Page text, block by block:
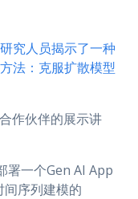
究人员揭示了一种
法：克服扩散模型
作伙伴的展示讲
署一个Gen AI App
序列建模的